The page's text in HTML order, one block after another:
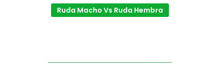
Ruda Macho Vs Ruda Hembra